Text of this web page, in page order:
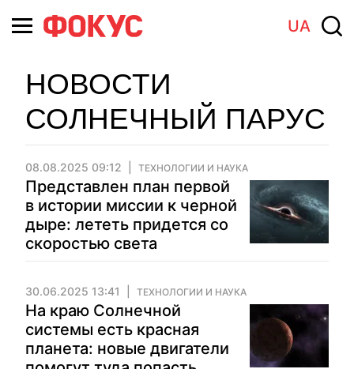
UA
НОВОСТИ
СОЛНЕЧНЫЙ ПАРУС
08.08.2025 09:12 ТЕХНОЛОГИИ И НАУКА
Представлен план первой
в истории миссии к черной
дыре: лететь придется со
скоростью света
30.06.2025 13:41 ТЕХНОЛОГИИ И НАУКА
На краю Солнечной
системы есть красная
планета: новые двигатели